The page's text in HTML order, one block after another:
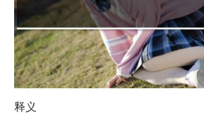
释义